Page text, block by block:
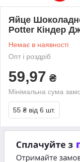
Яйце
Potter Кіндер
Немає в наявності
Опт і роздріб
59,97 ₴
Мінімальна сума
55 ₴ від 6 шт.